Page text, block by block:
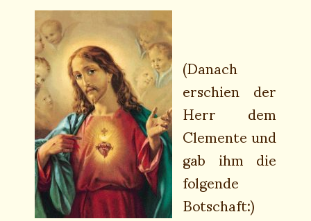
(Danach
erschien der
Herr dem
Clemente und
gab ihm die
folgende
Botschaft:)